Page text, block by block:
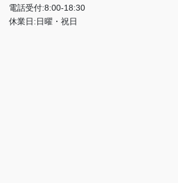
電話受付:8:00-18:30
休業日:日曜・祝日